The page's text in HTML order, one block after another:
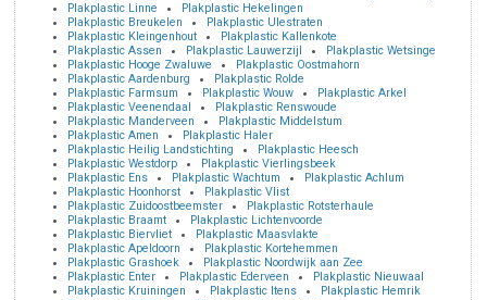
Plakplastic Linne
Plakplastic Hekelingen
Plakplastic Breukelen
Plakplastic Ulestraten
Plakplastic Kleingenhout
Plakplastic Kallenkote
Plakplastic Assen
Plakplastic Lauwerzijl
Plakplastic Wetsinge
Plakplastic Hooge Zwaluwe
Plakplastic Oostmahorn
Plakplastic Aardenburg
Plakplastic Rolde
Plakplastic Farmsum
Plakplastic Wouw
Plakplastic Arkel
Plakplastic Veenendaal
Plakplastic Renswoude
Plakplastic Manderveen
Plakplastic Middelstum
Plakplastic Amen
Plakplastic Haler
Plakplastic Heilig Landstichting
Plakplastic Heesch
Plakplastic Westdorp
Plakplastic Vierlingsbeek
Plakplastic Ens
Plakplastic Wachtum
Plakplastic Achlum
Plakplastic Hoonhorst
Plakplastic Vlist
Plakplastic Zuidoostbeemster
Plakplastic Rotsterhaule
Plakplastic Braamt
Plakplastic Lichtenvoorde
Plakplastic Biervliet
Plakplastic Maasvlakte
Plakplastic Apeldoorn
Plakplastic Kortehemmen
Plakplastic Grashoek
Plakplastic Noordwijk aan Zee
Plakplastic Enter
Plakplastic Ederveen
Plakplastic Nieuwaal
Plakplastic Kruiningen
Plakplastic Itens
Plakplastic Hemrik